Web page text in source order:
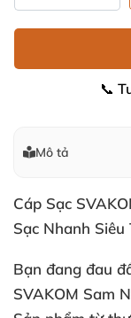
📞
Mô tả
Cáp Sạc
Sạc Nhanh Siêu
Bạn đang đau
SVAKOM Sam